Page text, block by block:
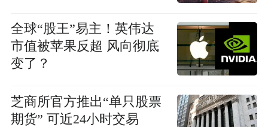
全球“股王”易主！英伟达
市值被苹果反超 风向彻底
变了？
芝商所官方推出“单只股票
期货” 可近24小时交易